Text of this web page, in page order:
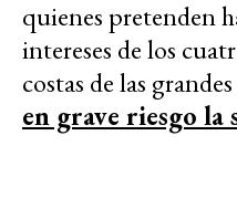
quienes pretenden
intereses de los
costas de las
en grave riesgo la